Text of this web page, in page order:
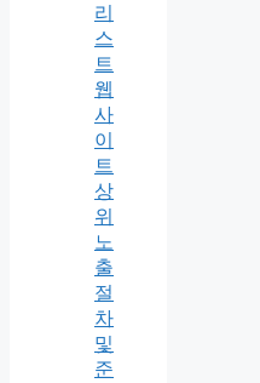
리
스
트
웹
사
이
트
상
위
노
출
절
차
및
준